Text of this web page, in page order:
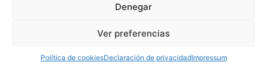
Denegar
Ver preferencias
Política de cookiesDeclaración de privacidadImpressum
derechos reservados